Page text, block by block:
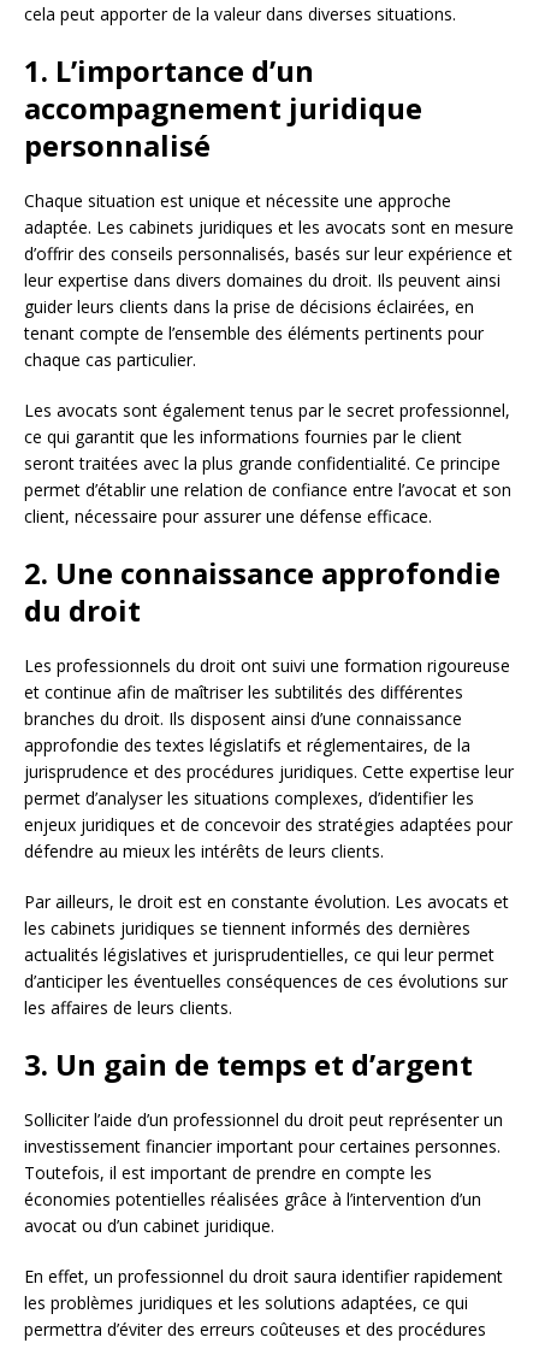
cela peut apporter de la valeur dans diverses situations.
1. L’importance d’un
accompagnement juridique
personnalisé
Chaque situation est unique et nécessite une approche
adaptée. Les cabinets juridiques et les avocats sont en mesure
d’offrir des conseils personnalisés, basés sur leur expérience et
leur expertise dans divers domaines du droit. Ils peuvent ainsi
guider leurs clients dans la prise de décisions éclairées, en
tenant compte de l’ensemble des éléments pertinents pour
chaque cas particulier.
Les avocats sont également tenus par le secret professionnel,
ce qui garantit que les informations fournies par le client
seront traitées avec la plus grande confidentialité. Ce principe
permet d’établir une relation de confiance entre l’avocat et son
client, nécessaire pour assurer une défense efficace.
2. Une connaissance approfondie
du droit
Les professionnels du droit ont suivi une formation rigoureuse
et continue afin de maîtriser les subtilités des différentes
branches du droit. Ils disposent ainsi d’une connaissance
approfondie des textes législatifs et réglementaires, de la
jurisprudence et des procédures juridiques. Cette expertise leur
permet d’analyser les situations complexes, d’identifier les
enjeux juridiques et de concevoir des stratégies adaptées pour
défendre au mieux les intérêts de leurs clients.
Par ailleurs, le droit est en constante évolution. Les avocats et
les cabinets juridiques se tiennent informés des dernières
actualités législatives et jurisprudentielles, ce qui leur permet
d’anticiper les éventuelles conséquences de ces évolutions sur
les affaires de leurs clients.
3. Un gain de temps et d’argent
Solliciter l’aide d’un professionnel du droit peut représenter un
investissement financier important pour certaines personnes.
Toutefois, il est important de prendre en compte les
économies potentielles réalisées grâce à l’intervention d’un
avocat ou d’un cabinet juridique.
En effet, un professionnel du droit saura identifier rapidement
les problèmes juridiques et les solutions adaptées, ce qui
permettra d’éviter des erreurs coûteuses et des procédures